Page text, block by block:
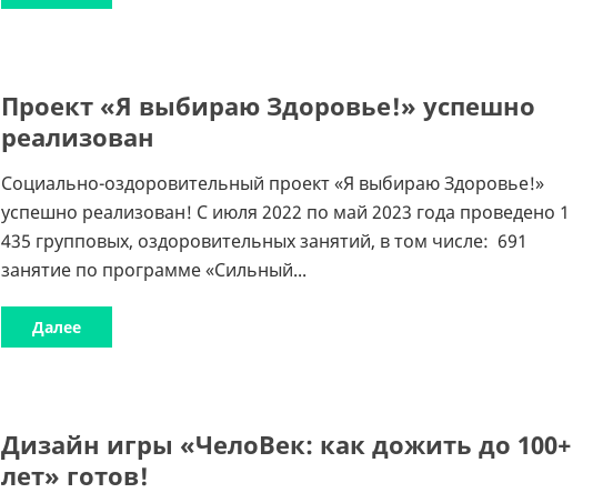
Проект «Я выбираю Здоровье!» успешно
реализован
Социально-оздоровительный проект «Я выбираю Здоровье!»
успешно реализован! С июля 2022 по май 2023 года проведено 1
435 групповых, оздоровительных занятий, в том числе: 691
занятие по программе «Сильный...
Далее
Дизайн игры «ЧелоВек: как дожить до 100+
лет» готов!